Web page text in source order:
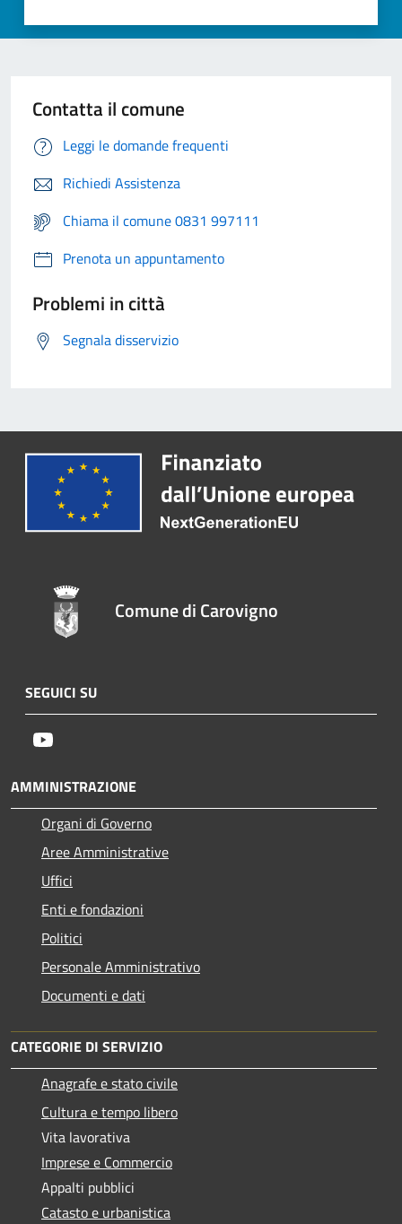
Contatta il comune
Leggi le domande frequenti
Richiedi Assistenza
Chiama il comune 0831 997111
Prenota un appuntamento
Problemi in città
Segnala disservizio
Comune di Carovigno
SEGUICI SU
AMMINISTRAZIONE
Organi di Governo
Aree Amministrative
Uffici
Enti e fondazioni
Politici
Personale Amministrativo
Documenti e dati
CATEGORIE DI SERVIZIO
Anagrafe e stato civile
Cultura e tempo libero
Vita lavorativa
Imprese e Commercio
Appalti pubblici
Catasto e urbanistica